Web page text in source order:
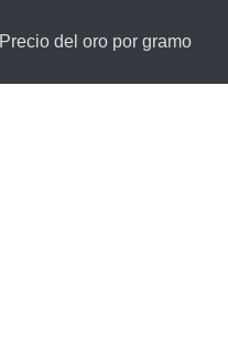
Precio del oro por gramo